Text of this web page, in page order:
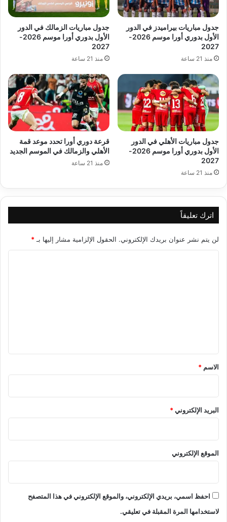
جدول مباريات بيراميدز في الدور
الأول بدوري أورا موسم 2026-
2027
منذ 21 ساعة
جدول مباريات الزمالك في الدور
الأول بدوري أورا موسم 2026-
2027
منذ 21 ساعة
جدول مباريات الأهلي في الدور
الأول بدوري أورا موسم 2026-
2027
منذ 21 ساعة
قرعة دوري أورا تحدد موعد قمة
الأهلي والزمالك في الموسم الجديد
منذ 21 ساعة
اترك تعليقاً
لن يتم نشر عنوان بريدك الإلكتروني. الحقول الإلزامية مشار إليها بـ *
*
الاسم *
البريد الإلكتروني*
الموقع الإلكتروني
احفظ اسمي، بريدي الإلكتروني، والموقع الإلكتروني في هذا المتصفح
لاستخدامها المرة المقبلة في تعليقي.